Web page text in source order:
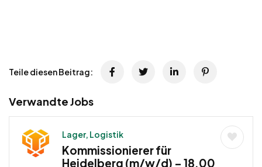
Teile diesen Beitrag:
Verwandte Jobs
Lager, Logistik
Kommissionierer für
Heidelberg (m/w/d) – 18,00